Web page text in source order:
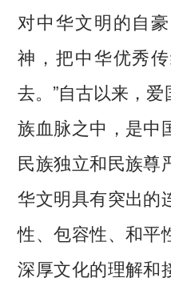
对中华文明的自
神，把中华优秀
去。”自古以来，
族血脉之中，是中
民族独立和民族尊
华文明具有突出的
性、包容性、和平
深厚文化的理解和